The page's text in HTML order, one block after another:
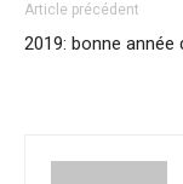
Article précédent
2019: bonne année